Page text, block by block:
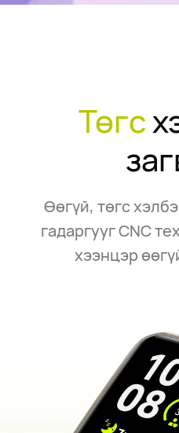
Төгс
Өөгүй, төгс
гадаргууг CNC
хээнцэр